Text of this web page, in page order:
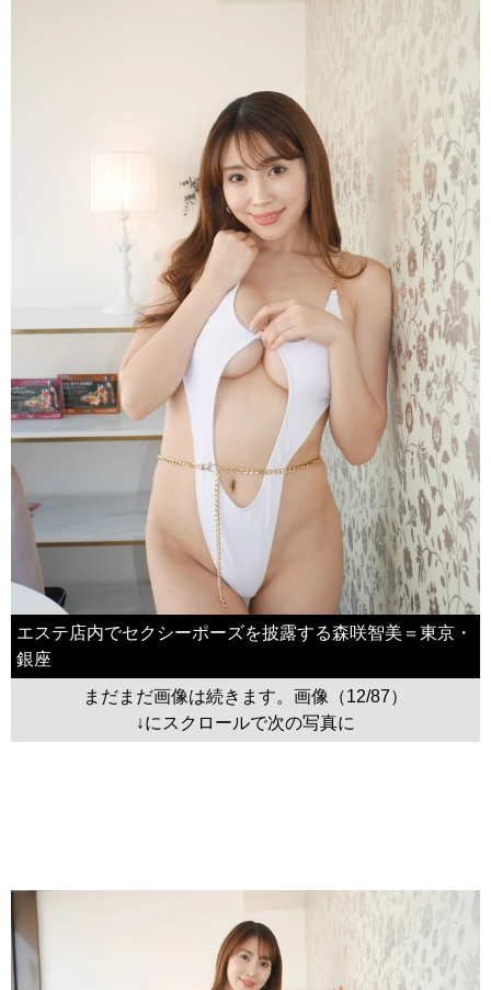
エステ店内でセクシーポーズを披露する森咲智美＝東京・
銀座
まだまだ画像は続きます。画像（12/87）
↓にスクロールで次の写真に